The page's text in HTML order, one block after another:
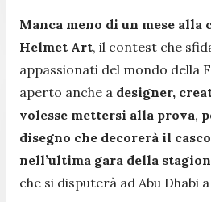
Manca meno di un mese alla
Helmet Art, il contest che
appassionati del mondo della
aperto anche a designer,
volesse mettersi alla prova,
disegno che decorerà il
nell’ultima gara della
che si disputerà ad Abu Dhabi